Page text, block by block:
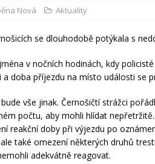
Nová Aktuality
se dlouhodobě potýkala s
v nočních hodinách, kdy
doba příjezdu na místo události se
vše jinak. Černošičtí strážci
počtu, aby mohli hlídat
reakční doby při výjezdu po
také omezení některých druhů
adekvátně reagovat.